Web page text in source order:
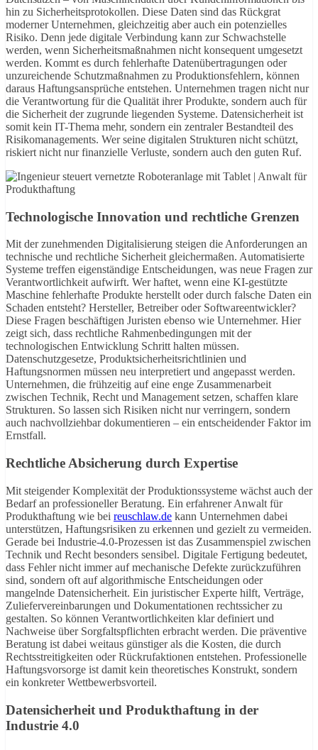
hin zu Sicherheitsprotokollen. Diese Daten sind das Rückgrat
moderner Unternehmen, gleichzeitig aber auch ein potenzielles
Risiko. Denn jede digitale Verbindung kann zur Schwachstelle
werden, wenn Sicherheitsmaßnahmen nicht konsequent umgesetzt
werden. Kommt es durch fehlerhafte Datenübertragungen oder
unzureichende Schutzmaßnahmen zu Produktionsfehlern, können
daraus Haftungsansprüche entstehen. Unternehmen tragen nicht nur
die Verantwortung für die Qualität ihrer Produkte, sondern auch für
die Sicherheit der zugrunde liegenden Systeme. Datensicherheit ist
somit kein IT-Thema mehr, sondern ein zentraler Bestandteil des
Risikomanagements. Wer seine digitalen Strukturen nicht schützt,
riskiert nicht nur finanzielle Verluste, sondern auch den guten Ruf.
Technologische Innovation und rechtliche Grenzen
Mit der zunehmenden Digitalisierung steigen die Anforderungen an
technische und rechtliche Sicherheit gleichermaßen. Automatisierte
Systeme treffen eigenständige Entscheidungen, was neue Fragen zur
Verantwortlichkeit aufwirft. Wer haftet, wenn eine KI-gestützte
Maschine fehlerhafte Produkte herstellt oder durch falsche Daten ein
Schaden entsteht? Hersteller, Betreiber oder Softwareentwickler?
Diese Fragen beschäftigen Juristen ebenso wie Unternehmer. Hier
zeigt sich, dass rechtliche Rahmenbedingungen mit der
technologischen Entwicklung Schritt halten müssen.
Datenschutzgesetze, Produktsicherheitsrichtlinien und
Haftungsnormen müssen neu interpretiert und angepasst werden.
Unternehmen, die frühzeitig auf eine enge Zusammenarbeit
zwischen Technik, Recht und Management setzen, schaffen klare
Strukturen. So lassen sich Risiken nicht nur verringern, sondern
auch nachvollziehbar dokumentieren – ein entscheidender Faktor im
Ernstfall.
Rechtliche Absicherung durch Expertise
Mit steigender Komplexität der Produktionssysteme wächst auch der
Bedarf an professioneller Beratung. Ein erfahrener Anwalt für
Produkthaftung wie bei reuschlaw.de kann Unternehmen dabei
unterstützen, Haftungsrisiken zu erkennen und gezielt zu vermeiden.
Gerade bei Industrie-4.0-Prozessen ist das Zusammenspiel zwischen
Technik und Recht besonders sensibel. Digitale Fertigung bedeutet,
dass Fehler nicht immer auf mechanische Defekte zurückzuführen
sind, sondern oft auf algorithmische Entscheidungen oder
mangelnde Datensicherheit. Ein juristischer Experte hilft, Verträge,
Zuliefervereinbarungen und Dokumentationen rechtssicher zu
gestalten. So können Verantwortlichkeiten klar definiert und
Nachweise über Sorgfaltspflichten erbracht werden. Die präventive
Beratung ist dabei weitaus günstiger als die Kosten, die durch
Rechtsstreitigkeiten oder Rückrufaktionen entstehen. Professionelle
Haftungsvorsorge ist damit kein theoretisches Konstrukt, sondern
ein konkreter Wettbewerbsvorteil.
Datensicherheit und Produkthaftung in der
Industrie 4.0